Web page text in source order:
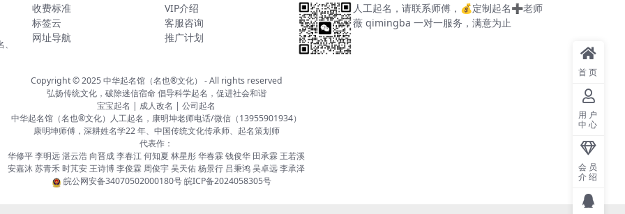
收费标准
标签云
网址导航
VIP介绍
客服咨询
推广计划
人工起名，请联系师傅， 💰定制起名➕老师
薇 qimingba 一对一服务，满意为止
Copyright © 2025中华起名馆（名也®文化） - All rights reserved
弘扬传统文化，破除迷信宿命 倡导科学起名，促进社会和谐
宝宝起名 | 成人改名 | 公司起名
中华起名馆（名也®文化）人工起名，康明坤老师电话/微信（13955901934）
康明坤师傅，深耕姓名学22 年、中国传统文化传承师、起名策划师
代表作：
华修平 李明远 湛云浩 向晋成 李春江 何知夏 林星彤 华春霖 钱俊华 田承霖 王若溪
安嘉沐 苏青禾 时芃安 王诗博 李俊霖 周俊宇 吴天佑 杨景行 吕秉鸿 吴卓远 李承泽
皖公网安备34070502000180号皖ICP备2024058305号
首页
用户
中心
会员
介绍